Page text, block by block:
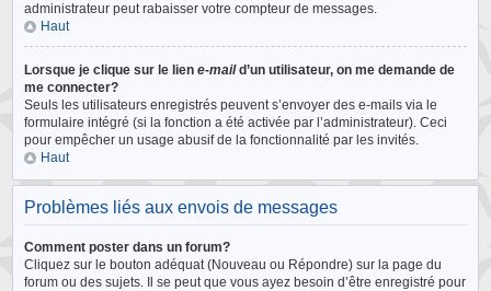
administrateur peut rabaisser votre compteur de messages.
Haut
Lorsque je clique sur le liene-maild’un utilisateur, on me demande de
me connecter?
Seuls les utilisateurs enregistrés peuvent s’envoyer des e-mails via le
formulaire intégré (si la fonction a été activée par l’administrateur). Ceci
pour empêcher un usage abusif de la fonctionnalité par les invités.
Haut
Problèmes liés aux envois de messages
Comment poster dans un forum?
Cliquez sur le bouton adéquat (Nouveau ou Répondre) sur la page du
forum ou des sujets. Il se peut que vous ayez besoin d’être enregistré pour